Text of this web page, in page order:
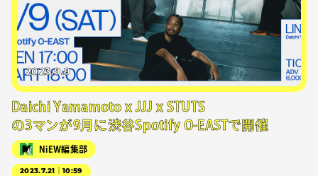
2023.9.9
Daichi Yamamoto x JJJ x STUTS
の3マンが9月に渋谷Spotify O-EASTで開催
NiEW編集部
2023.7.21｜10:59